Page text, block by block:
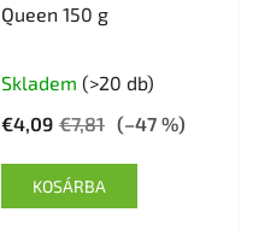
Queen 150 g
Skladem (>20 db)
€4,09 €7,81 (–47 %)
KOSÁRBA